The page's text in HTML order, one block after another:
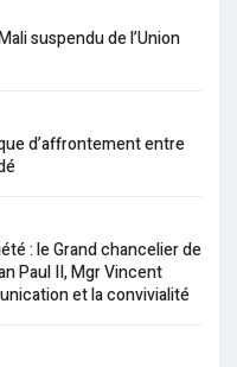
suspendu de l’Union
d’affrontement entre
: le Grand chancelier de
Paul II, Mgr Vincent
et la convivialité